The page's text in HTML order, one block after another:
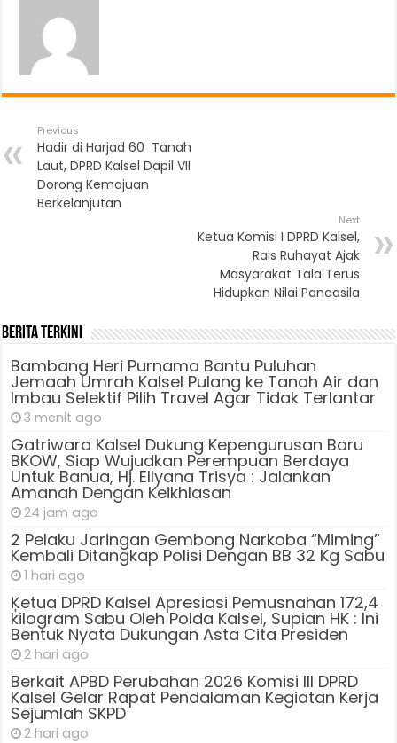
Previous
Hadir di Harjad 60 Tanah
Laut, DPRD Kalsel Dapil VII
Dorong Kemajuan
Berkelanjutan
Next
Ketua Komisi I DPRD Kalsel,
Rais Ruhayat Ajak
Masyarakat Tala Terus
Hidupkan Nilai Pancasila
Berita Terkini
Bambang Heri Purnama Bantu Puluhan
Jemaah Umrah Kalsel Pulang ke Tanah Air dan
Imbau Selektif Pilih Travel Agar Tidak Terlantar
3 menit ago
Gatriwara Kalsel Dukung Kepengurusan Baru
BKOW, Siap Wujudkan Perempuan Berdaya
Untuk Banua, Hj. Ellyana Trisya : Jalankan
Amanah Dengan Keikhlasan
24 jam ago
2 Pelaku Jaringan Gembong Narkoba “Miming”
Kembali Ditangkap Polisi Dengan BB 32 Kg Sabu
1 hari ago
Ķetua DPRD Kalsel Apresiasi Pemusnahan 172,4
kilogram Sabu Oleh Polda Kalsel, Supian HK : Ini
Bentuk Nyata Dukungan Asta Cita Presiden
2 hari ago
Berkait APBD Perubahan 2026 Komisi III DPRD
Kalsel Gelar Rapat Pendalaman Kegiatan Kerja
Sejumlah SKPD
2 hari ago